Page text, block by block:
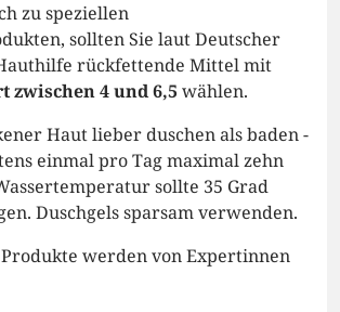
zu speziellen
sollten Sie laut Deutscher
rückfettende Mittel mit
zwischen 4 und 6,5 wählen.
Haut lieber duschen als baden -
einmal pro Tag maximal zehn
sollte 35 Grad
Duschgels sparsam verwenden.
werden von Expertinnen